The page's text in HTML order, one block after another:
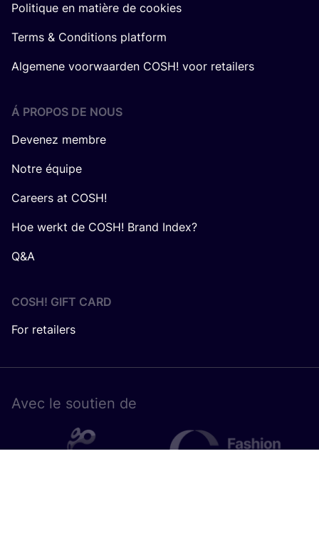
Politique en matière de cookies
Terms & Conditions platform
Algemene voorwaarden COSH! voor retailers
Á PROPOS DE NOUS
Devenez membre
Notre équipe
Careers at COSH!
Hoe werkt de COSH! Brand Index?
Q&A
COSH! GIFT CARD
For retailers
Avec le sou­tien de